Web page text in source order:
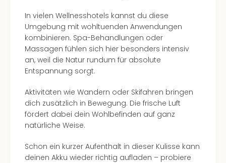
In vielen Wellnesshotels kannst du diese
Umgebung mit wohltuenden Anwendungen
kombinieren. Spa-Behandlungen oder
Massagen fühlen sich hier besonders intensiv
an, weil die Natur rundum für absolute
Entspannung sorgt.
Aktivitäten wie Wandern oder Skifahren bringen
dich zusätzlich in Bewegung. Die frische Luft
fördert dabei dein Wohlbefinden auf ganz
natürliche Weise.
Schon ein kurzer Aufenthalt in dieser Kulisse kann
deinen Akku wieder richtig aufladen – probiere